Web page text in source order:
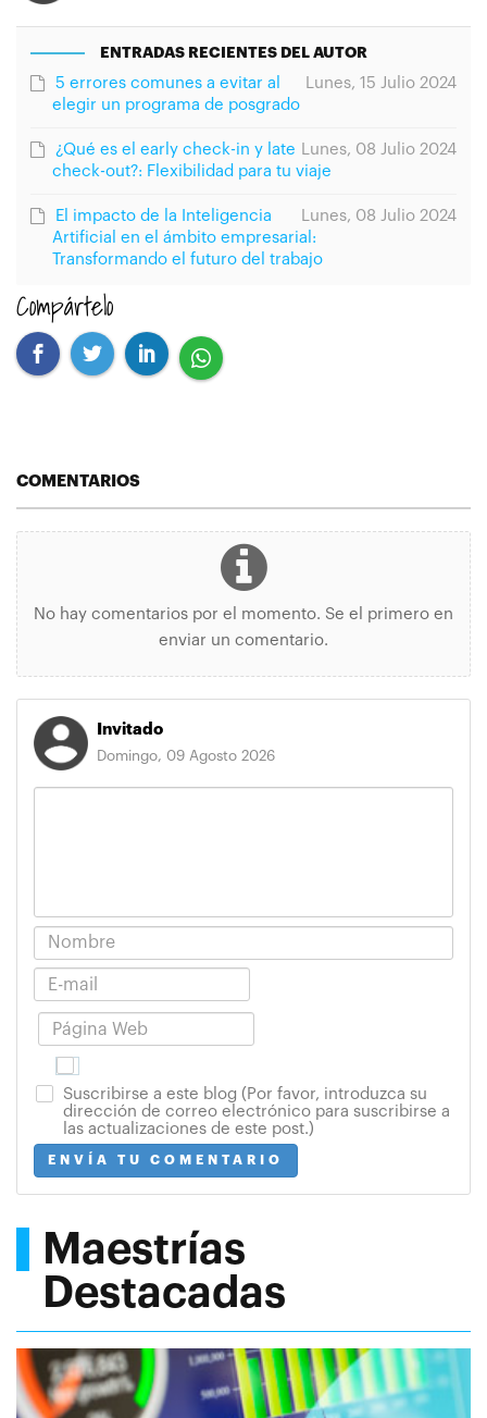
ENTRADAS RECIENTES DEL AUTOR
Lunes, 15 Julio 2024
5 errores comunes a evitar al
elegir un programa de posgrado
Lunes, 08 Julio 2024
¿Qué es el early check-in y late
check-out?: Flexibilidad para tu viaje
Lunes, 08 Julio 2024
El impacto de la Inteligencia
Artificial en el ámbito empresarial:
Transformando el futuro del trabajo
Compártelo
COMENTARIOS
No hay comentarios por el momento. Se el primero en
enviar un comentario.
Invitado
Domingo, 09 Agosto 2026
Suscribirse a este blog (Por favor, introduzca su
dirección de correo electrónico para suscribirse a
las actualizaciones de este post.)
ENVÍA TU COMENTARIO
Maestrías
Destacadas